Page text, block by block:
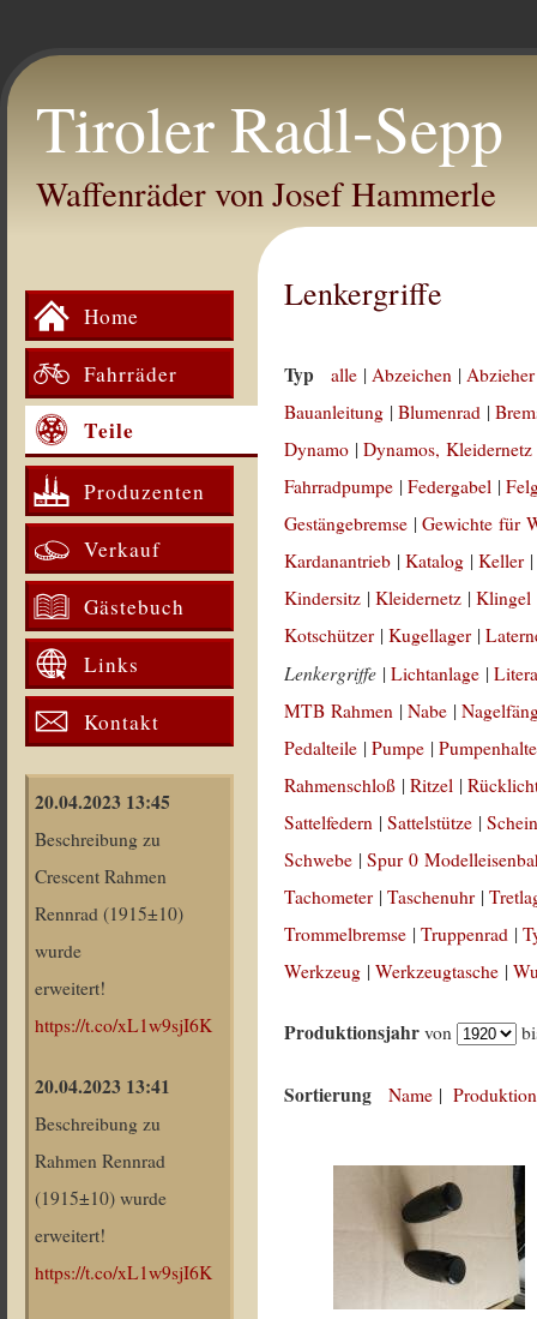
Tiroler Radl-Sepp
Waffenräder von Josef Hammerle
Home
Fahrräder
Teile
Produzenten
Verkauf
Gästebuch
Links
Kontakt
20.04.2023 13:45
Beschreibung zu
Crescent Rahmen
Rennrad (1915±10)
wurde
erweitert!
https://t.co/xL1w9sjI6K
20.04.2023 13:41
Beschreibung zu
Rahmen Rennrad
(1915±10) wurde
erweitert!
https://t.co/xL1w9sjI6K
Lenkergriffe
Typ alle |Abzeichen |
Bauanleitung |Blumenrad |
Dynamo |Dynamos, Kleidernetz
Fahrradpumpe |Federgabel |
Gestängebremse |Gewichte für
Kardanantrieb |Katalog |Keller
Kindersitz |Kleidernetz |Klingel
Kotschützer |Kugellager |
Lenkergriffe |Lichtanlage |
MTB Rahmen |Nabe |
Pedalteile |Pumpe |
Rahmenschloß |Ritzel |
Sattelfedern |Sattelstütze |
Schwebe |Spur 0
Tachometer |Taschenuhr |
Trommelbremse |Truppenrad |
Werkzeug |Werkzeugtasche |
Produktionsjahr von
Sortierung Name |